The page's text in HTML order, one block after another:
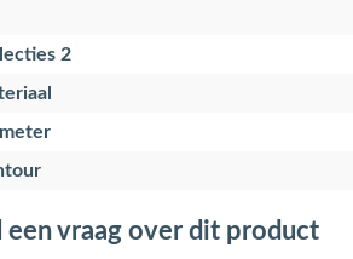
2
een vraag over dit product